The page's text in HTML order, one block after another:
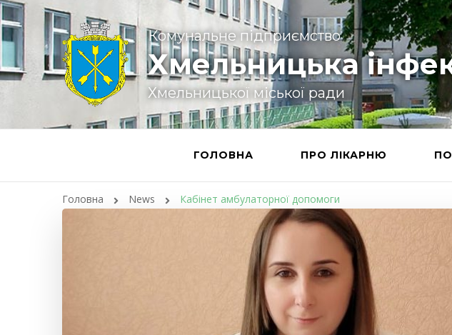
Комунальне підприємство
Хмельницька
Хмельницької міської ради
ГОЛОВНА ПРО ЛІКАРНЮ
Головна News Кабінет амбулаторної допомоги